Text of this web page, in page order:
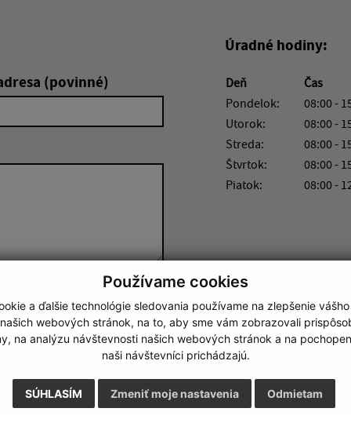
Používame cookies
a ďalšie technológie sledovania používame na zlepšenie
webových stránok, na to, aby sme vám zobrazovali
na analýzu návštevnosti našich webových stránok a na
naši návštevníci prichádzajú.
SÚHLASÍM Odmietam
Zmeniť moje nastavenia
(povinné)
Odoslať správu
Úradné hodiny:
Deň
Čas
Pondelok:
08:00 -
Utorok:
08:00 -
Streda:
08:00 -
Štvrtok:
08:00 -
Piatok:
08:00 -